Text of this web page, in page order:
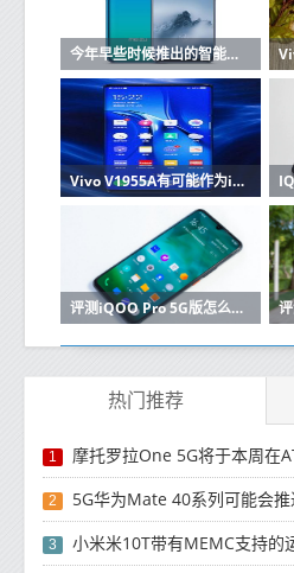
今年早些时候推出的智能手机Vivo iQOO的白色变体
Vivo V1955A有可能作为iQOO 3 5G游戏电话正式发布
评测iQOO Pro 5G版怎么样以及Moto P50如何
热门推荐
1 摩托罗拉One 5G将于本周在
2 5G华为Mate 40系列可能会
3 小米米10T带有MEMC支持的